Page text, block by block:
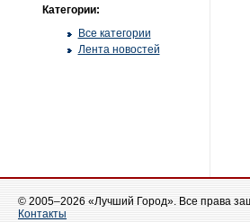
Категории:
Все категории
Лента новостей
© 2005–2026 «Лучший Город». Все права
Контакты